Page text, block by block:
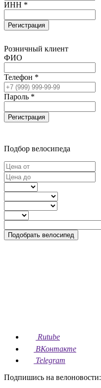
ИНН *
Регистрация
Розничный клиент
ФИО
Телефон *
Пароль *
Регистрация
Подбор велосипеда
Подобрать велосипед
Rutube
ВКонтакте
Telegram
Подпишись на велоновости: